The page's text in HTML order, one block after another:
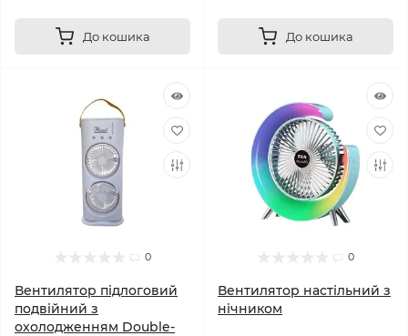
До кошика До кошика
0
Вентилятор підлоговий
подвійний з
охолодженням Double-
0
Вентилятор настільний з
нічником